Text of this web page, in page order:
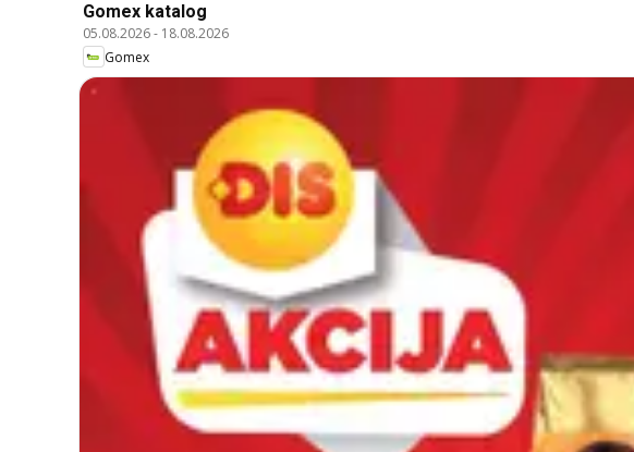
Gomex katalog
05.08.2026- 18.08.2026
Gomex